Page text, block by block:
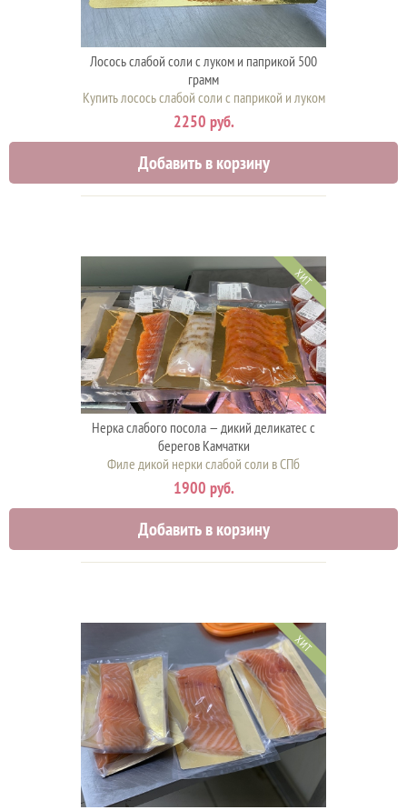
Лосось слабой соли с луком и паприкой 500
грамм
Купить лосось слабой соли с паприкой и луком
2250 руб.
Добавить в корзину
ХИТ
Нерка слабого посола — дикий деликатес с
берегов Камчатки
Филе дикой нерки слабой соли в СПб
1900 руб.
Добавить в корзину
ХИТ